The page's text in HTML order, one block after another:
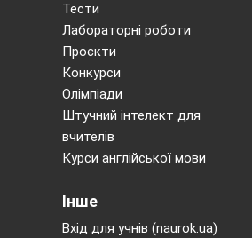
Оба-На. У садочку
культури.
нам треба зробити
магнітофон, а він не
зараз швиденько
Тести
Лабораторні роботи
Проєкти
Конкурси
Олімпіади
Штучний інтелект для
вчителів
Курси англійської мови
Інше
Вхід для учнів (naurok.ua)